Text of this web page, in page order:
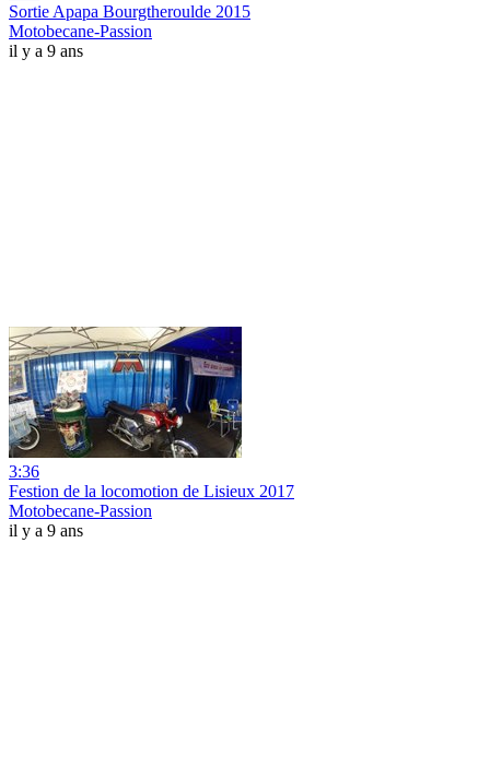
Sortie Apapa Bourgtheroulde 2015
Motobecane-Passion
il y a 9 ans
3:36
Festion de la locomotion de Lisieux 2017
Motobecane-Passion
il y a 9 ans